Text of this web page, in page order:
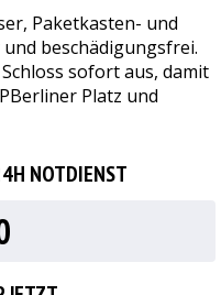
Paketkasten- und
beschädigungsfrei.
sofort aus, damit
Platz und
NOTDIENST